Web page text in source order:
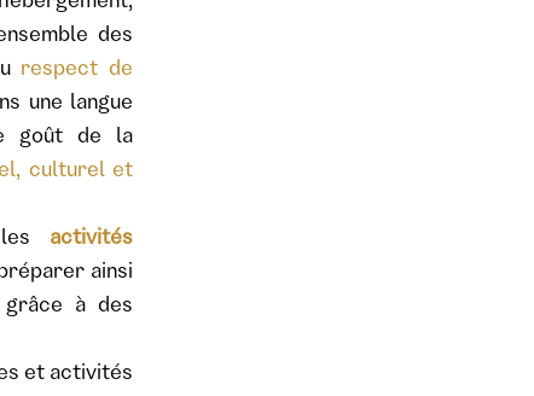
des
respect de
une langue
goût de la
culturel et
les activités
ainsi
à des
et activités